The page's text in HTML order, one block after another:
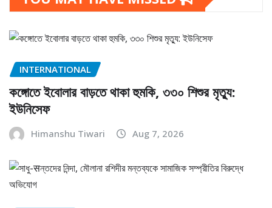
INTERNATIONAL
কঙ্গোতে ইবোলার বাড়তে থাকা হুমকি, ৩৩০ শিশুর মৃত্যু:
ইউনিসেফ
Himanshu Tiwari Aug 7, 2026